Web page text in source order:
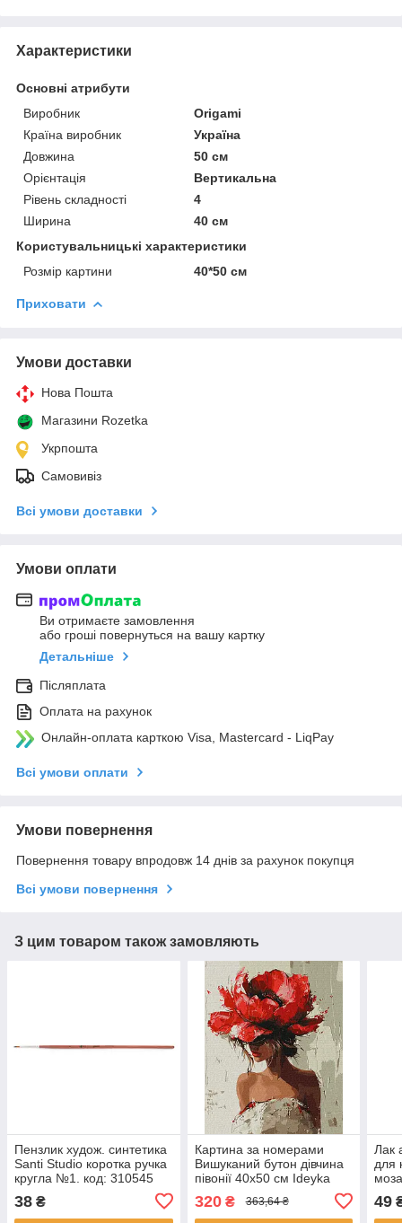
Характеристики
Основні атрибути
Виробник
Origami
Країна виробник
Україна
Довжина
50 см
Орієнтація
Вертикальна
Рівень складності
4
Ширина
40 см
Користувальницькі характеристики
Розмір картини
40*50 см
Приховати
Умови доставки
Нова Пошта
Магазини Rozetka
Укрпошта
Самовивіз
Всі умови доставки
Умови оплати
Ви отримаєте замовлення
або гроші повернуться на вашу картку
Детальніше
Післяплата
Оплата на рахунок
Онлайн-оплата карткою Visa, Mastercard - LiqPay
Всі умови оплати
Умови повернення
Повернення товару впродовж 14 днів за рахунок покупця
Всі умови повернення
З цим товаром також замовляють
Пензлик худож. синтетика
Santi Studio коротка ручка
кругла №1. код: 310545
38 ₴
Картина за номерами
Вишуканий бутон дівчина
півонії 40х50 см Ideyka
320₴ 363,64 ₴
Лак
для
49